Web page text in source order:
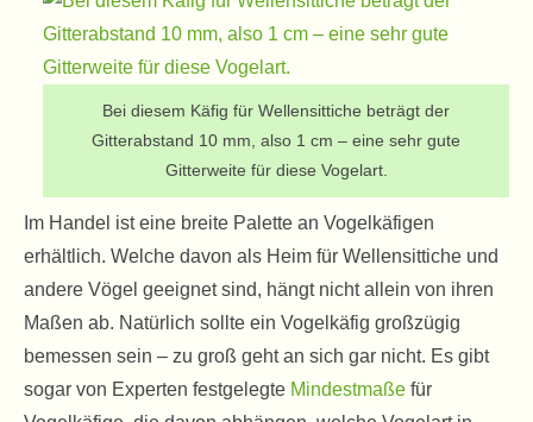
Bei diesem Käfig für Wellensittiche beträgt der
Gitterabstand 10 mm, also 1 cm – eine sehr gute
Gitterweite für diese Vogelart.
Im Handel ist eine breite Palette an Vogelkäfigen
erhältlich. Welche davon als Heim für Wellensittiche und
andere Vögel geeignet sind, hängt nicht allein von ihren
Maßen ab. Natürlich sollte ein Vogelkäfig großzügig
bemessen sein – zu groß geht an sich gar nicht. Es gibt
sogar von Experten festgelegte Mindestmaße für